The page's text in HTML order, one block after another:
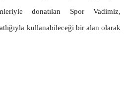
donatılan Spor Vadimiz,
kullanabileceği bir alan olarak